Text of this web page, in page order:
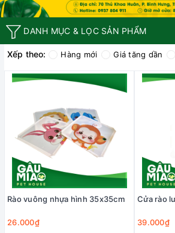
DANH MỤC & LỌC SẢN PHẨM
Xếp theo: Hàng mới Giá tăng dần
Rào vuông nhựa hình 35x35cm
26.000₫
Cửa rào
39.000₫